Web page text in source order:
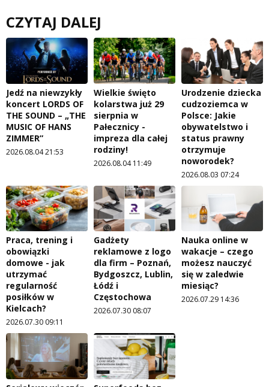
CZYTAJ DALEJ
Jedź na niewzykły
koncert LORDS OF
THE SOUND – „THE
MUSIC OF HANS
ZIMMER”
2026.08.04 21:53
Wielkie święto
kolarstwa już 29
sierpnia w
Pałecznicy -
impreza dla całej
rodziny!
2026.08.04 11:49
Urodzenie dziecka
cudzoziemca w
Polsce: Jakie
obywatelstwo i
status prawny
otrzymuje
noworodek?
2026.08.03 07:24
Praca, trening i
obowiązki
domowe - jak
utrzymać
regularność
posiłków w
Kielcach?
2026.07.30 09:11
Gadżety
reklamowe z logo
dla firm – Poznań,
Bydgoszcz, Lublin,
Łódź i
Częstochowa
2026.07.30 08:07
Nauka online w
wakacje – czego
możesz nauczyć
się w zaledwie
miesiąc?
2026.07.29 14:36